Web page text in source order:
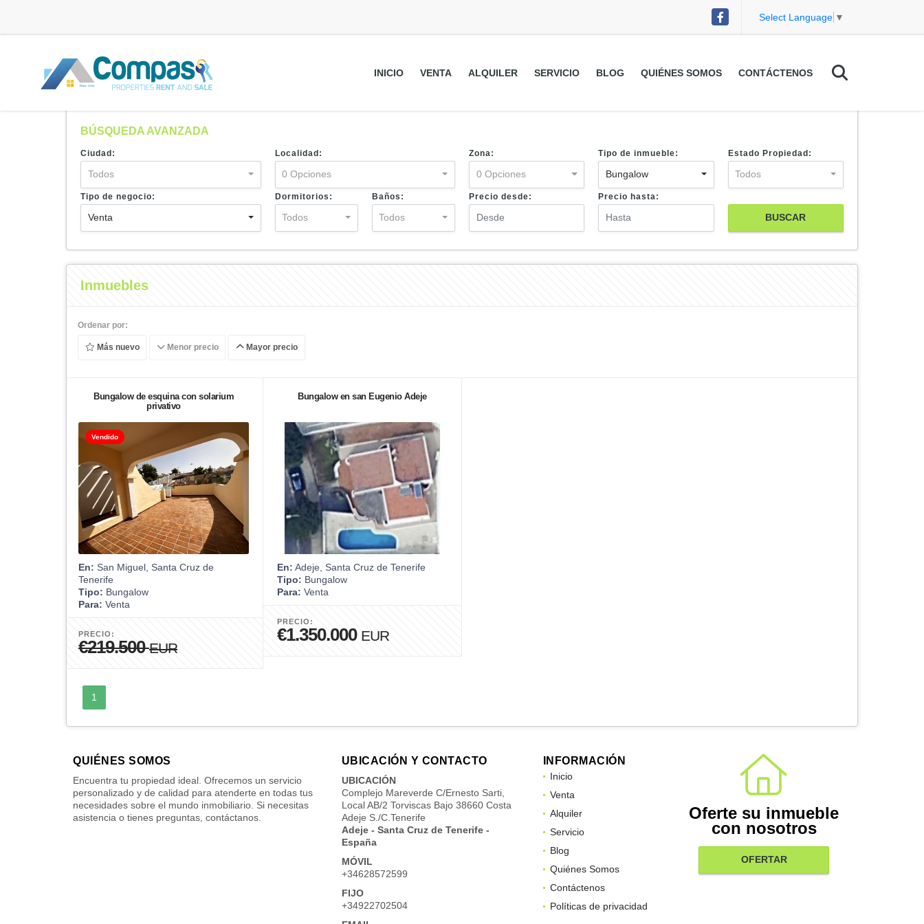
Facebook Select Language ▼
INICIO VENTA ALQUILER SERVICIO BLOG QUIÉNES SOMOS CONTÁCTENOS
BÚSQUEDA AVANZADA
Ciudad:
Todos
Localidad:
0 Opciones
Zona:
0 Opciones
Tipo de inmueble:
Bungalow
Estado Propiedad:
Todos
Tipo de negocio:
Venta
Dormitorios:
Todos
Baños:
Todos
Precio desde: Precio hasta:
BUSCAR
Inmuebles
Ordenar por:
Más nuevo Menor precio Mayor precio
Bungalow de esquina con solarium
privativo
Vendido
En: San Miguel, Santa Cruz de
Tenerife
Tipo: Bungalow
Para: Venta
PRECIO:
€219.500EUR
Bungalow en san Eugenio Adeje
En: Adeje, Santa Cruz de Tenerife
Tipo: Bungalow
Para: Venta
PRECIO:
€1.350.000 EUR
1
QUIÉNES SOMOS
Encuentra tu propiedad ideal. Ofrecemos un servicio
personalizado y de calidad para atenderte en todas tus
necesidades sobre el mundo inmobiliario. Si necesitas
asistencia o tienes preguntas, contáctanos.
UBICACIÓN Y CONTACTO
UBICACIÓN
Complejo Mareverde C/Ernesto Sarti,
Local AB/2 Torviscas Bajo 38660 Costa
Adeje S./C.Tenerife
Adeje - Santa Cruz de Tenerife -
España
MÓVIL
+34628572599
FIJO
+34922702504
INFORMACIÓN
Inicio
Venta
Alquiler
Servicio
Blog
Quiénes Somos
Contáctenos
Políticas de privacidad
Oferte su inmueble
con nosotros
OFERTAR